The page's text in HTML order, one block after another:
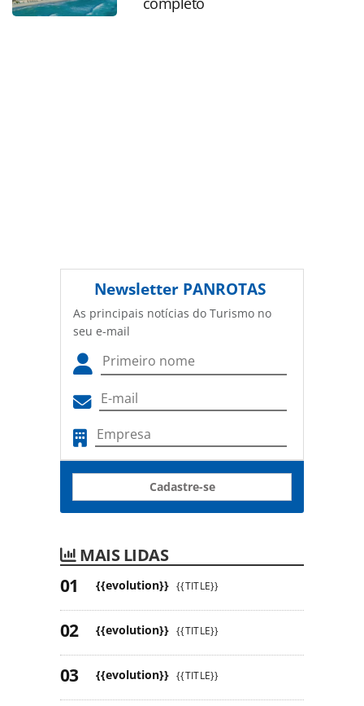
Não reproduza o conteúdo sem autorização da PANROTAS
Newsletter PANROTAS
As principais notícias do Turismo no
seu e-mail
Cadastre-se
MAIS LIDAS
{{evolution}} {{TITLE}}
{{evolution}} {{TITLE}}
{{evolution}} {{TITLE}}